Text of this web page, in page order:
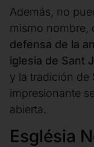
Además, no
mismo nombre,
defensa de la
iglesia de Sant
y la tradición de
impresionante
abierta.
Església